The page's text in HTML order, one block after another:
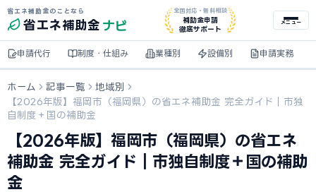
省エネ補助金のことなら
省エネ補助金 ナビ
全国対応・無料相談
補助金申請
徹底サポート
メニュー
申請代行 制度・仕組み 業種別 設備別 申請実務
ホーム 記事一覧
地域別
【2026年版】福岡市（福岡県）の省エネ補助金 完全ガイド｜市独
自制度＋国の補助金
【2026年版】福岡市（福岡県）の省エネ
補助金 完全ガイド｜市独自制度＋国の補助
金